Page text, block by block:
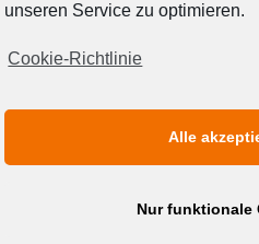
unseren Service zu optimieren.
Cookie-Richtlinie
Alle
Nur funktionale